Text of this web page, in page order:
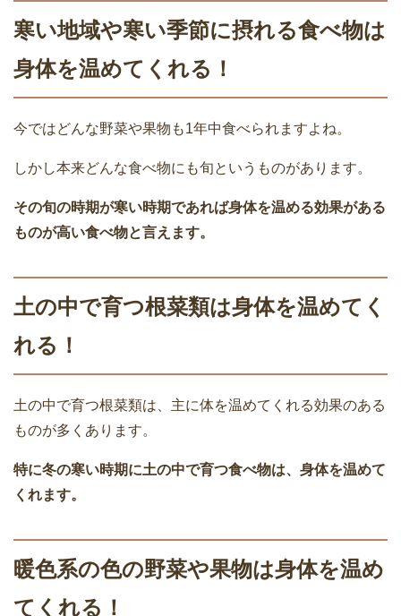
寒い地域や寒い季節に摂れる食べ物は
身体を温めてくれる！
今ではどんな野菜や果物も1年中食べられますよね。
しかし本来どんな食べ物にも旬というものがあります。
その旬の時期が寒い時期であれば身体を温める効果がある
ものが高い食べ物と言えます。
土の中で育つ根菜類は身体を温めてく
れる！
土の中で育つ根菜類は、主に体を温めてくれる効果のある
ものが多くあります。
特に冬の寒い時期に土の中で育つ食べ物は、身体を温めて
くれます。
暖色系の色の野菜や果物は身体を温め
てくれる！